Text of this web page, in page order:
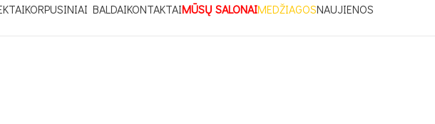
KORPUSINIAI BALDAIKONTAKTAIMŪSŲ SALONAIMEDŽIAGOSNAUJIENOS